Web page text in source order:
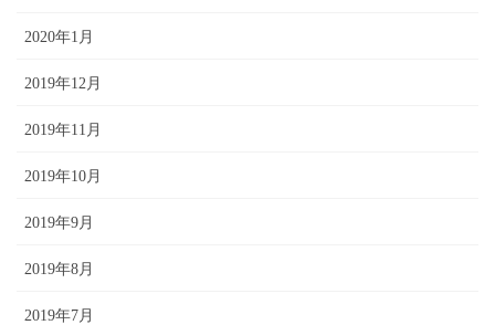
2020年1月
2019年12月
2019年11月
2019年10月
2019年9月
2019年8月
2019年7月